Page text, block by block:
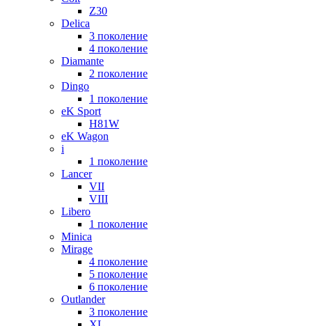
Z30
Delica
3 поколение
4 поколение
Diamante
2 поколение
Dingo
1 поколение
eK Sport
H81W
eK Wagon
i
1 поколение
Lancer
VII
VIII
Libero
1 поколение
Minica
Mirage
4 поколение
5 поколение
6 поколение
Outlander
3 поколение